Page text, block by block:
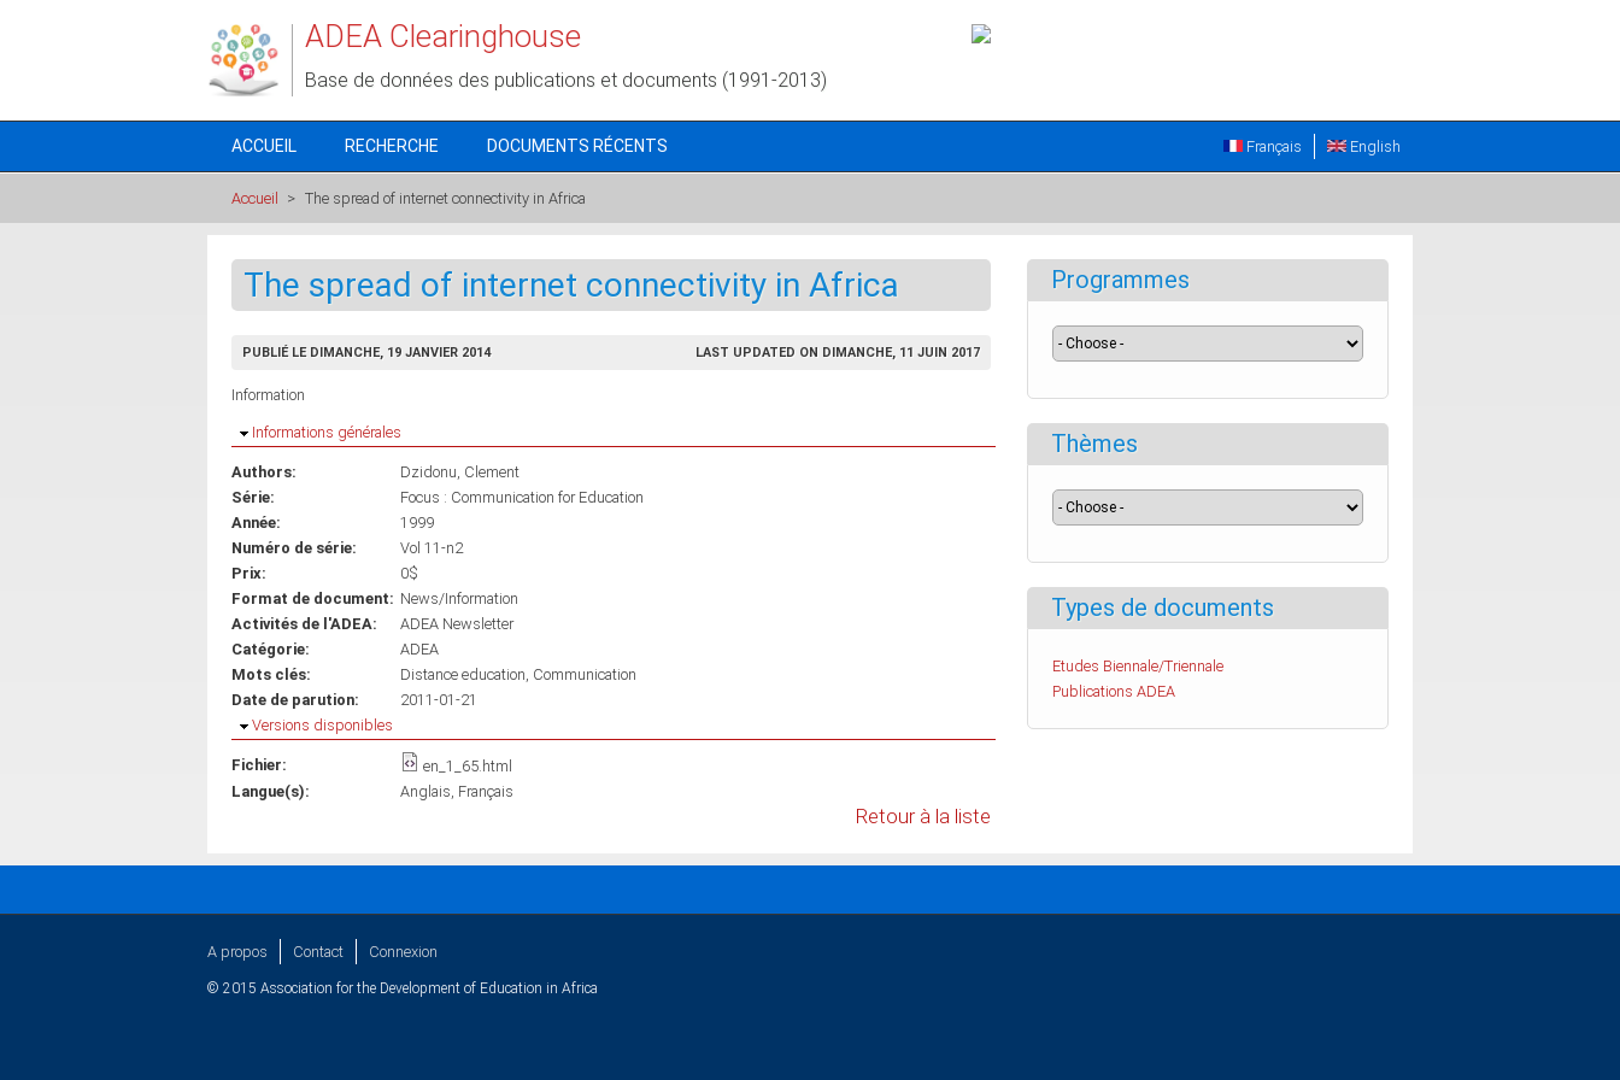
ADEA Clearinghouse
Base de données des publications et documents (1991-2013)
ACCUEIL RECHERCHE DOCUMENTS RÉCENTS English
Français
Accueil > The spread of internet connectivity in Africa
The spread of internet connectivity in Africa
PUBLIÉ LE DIMANCHE, 19 JANVIER 2014 LAST UPDATED ON DIMANCHE, 11 JUIN 2017
Information
Masquer
Informations générales
Authors:
Dzidonu, Clement
Série:
Focus : Communication for Education
Année:
1999
Numéro de série:
Vol 11-n2
Prix:
0$
Format de document: News/Information
Activités de l'ADEA:
ADEA Newsletter
Catégorie:
ADEA
Mots clés:
Distance education Communication
Date de parution:
2011-01-21
Masquer
Versions disponibles
Fichier:
en_1_65.html
Langue(s):
Anglais Français
Retour à la liste
Programmes
Thèmes
Types de documents
Etudes Biennale/Triennale
Publications ADEA
A propos Contact Connexion
© 2015 Association for the Development of Education in Africa